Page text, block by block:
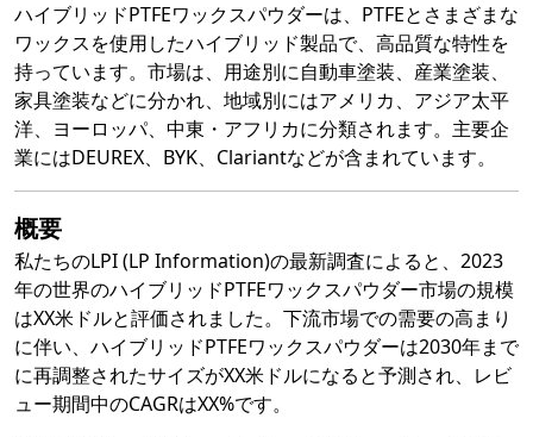
ハイブリッドPTFEワックスパウダーは、PTFEとさまざまな
ワックスを使用したハイブリッド製品で、高品質な特性を
持っています。市場は、用途別に自動車塗装、産業塗装、
家具塗装などに分かれ、地域別にはアメリカ、アジア太平
洋、ヨーロッパ、中東・アフリカに分類されます。主要企
業にはDEUREX、BYK、Clariantなどが含まれています。
概要
私たちのLPI (LP Information)の最新調査によると、2023
年の世界のハイブリッドPTFEワックスパウダー市場の規模
はXX米ドルと評価されました。下流市場での需要の高まり
に伴い、ハイブリッドPTFEワックスパウダーは2030年まで
に再調整されたサイズがXX米ドルになると予測され、レビ
ュー期間中のCAGRはXX%です。